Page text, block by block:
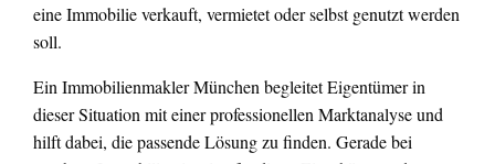
eine Immobilie verkauft, vermietet oder selbst genutzt werden
soll.
Ein Immobilienmakler München begleitet Eigentümer in
dieser Situation mit einer professionellen Marktanalyse und
hilft dabei, die passende Lösung zu finden. Gerade bei